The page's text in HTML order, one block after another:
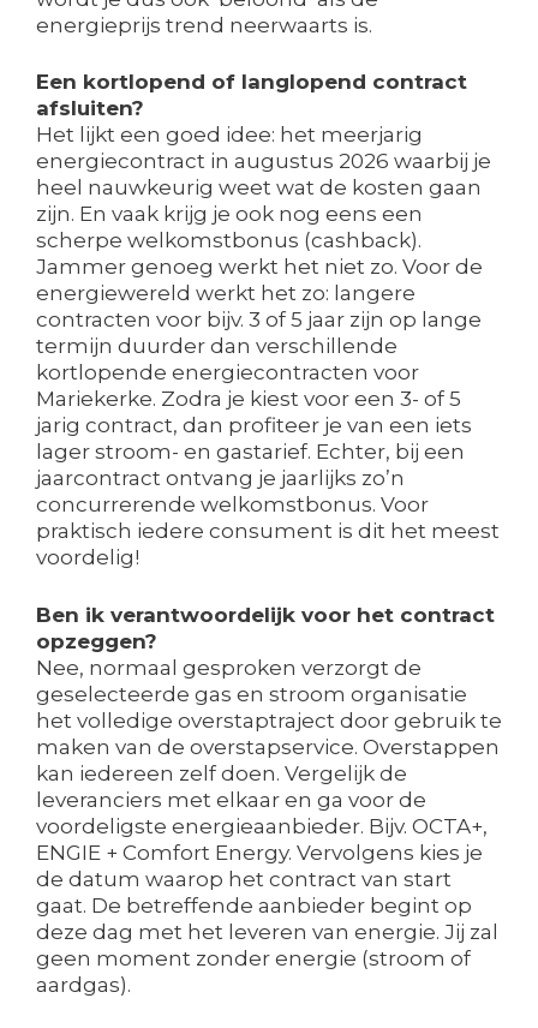
energieprijs trend neerwaarts is.
Een kortlopend of langlopend contract
afsluiten?
Het lijkt een goed idee: het meerjarig
energiecontract in augustus 2026 waarbij je
heel nauwkeurig weet wat de kosten gaan
zijn. En vaak krijg je ook nog eens een
scherpe welkomstbonus (cashback).
Jammer genoeg werkt het niet zo. Voor de
energiewereld werkt het zo: langere
contracten voor bijv. 3 of 5 jaar zijn op lange
termijn duurder dan verschillende
kortlopende energiecontracten voor
Mariekerke. Zodra je kiest voor een 3- of 5
jarig contract, dan profiteer je van een iets
lager stroom- en gastarief. Echter, bij een
jaarcontract ontvang je jaarlijks zo’n
concurrerende welkomstbonus. Voor
praktisch iedere consument is dit het meest
voordelig!
Ben ik verantwoordelijk voor het contract
opzeggen?
Nee, normaal gesproken verzorgt de
geselecteerde gas en stroom organisatie
het volledige overstaptraject door gebruik te
maken van de overstapservice. Overstappen
kan iedereen zelf doen. Vergelijk de
leveranciers met elkaar en ga voor de
voordeligste energieaanbieder. Bijv. OCTA+,
ENGIE + Comfort Energy. Vervolgens kies je
de datum waarop het contract van start
gaat. De betreffende aanbieder begint op
deze dag met het leveren van energie. Jij zal
geen moment zonder energie (stroom of
aardgas).